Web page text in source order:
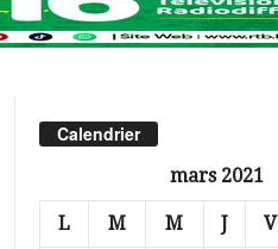
Calendrier
mars 2021
L M M J V